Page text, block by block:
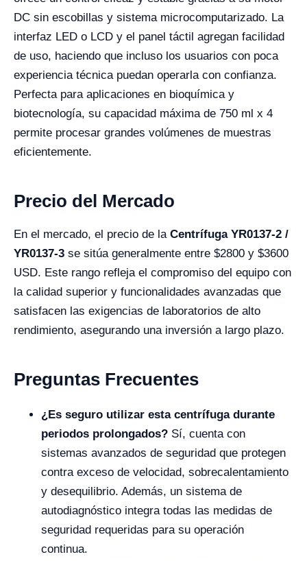
DC sin escobillas y sistema microcomputarizado. La
interfaz LED o LCD y el panel táctil agregan facilidad
de uso, haciendo que incluso los usuarios con poca
experiencia técnica puedan operarla con confianza.
Perfecta para aplicaciones en bioquímica y
biotecnología, su capacidad máxima de 750 ml x 4
permite procesar grandes volúmenes de muestras
eficientemente.
Precio del Mercado
En el mercado, el precio de la Centrífuga YR0137-2 /
YR0137-3 se sitúa generalmente entre $2800 y $3600
USD. Este rango refleja el compromiso del equipo con
la calidad superior y funcionalidades avanzadas que
satisfacen las exigencias de laboratorios de alto
rendimiento, asegurando una inversión a largo plazo.
Preguntas Frecuentes
¿Es seguro utilizar esta centrífuga durante
periodos prolongados? Sí, cuenta con
sistemas avanzados de seguridad que protegen
contra exceso de velocidad, sobrecalentamiento
y desequilibrio. Además, un sistema de
autodiagnóstico integra todas las medidas de
seguridad requeridas para su operación
continua.